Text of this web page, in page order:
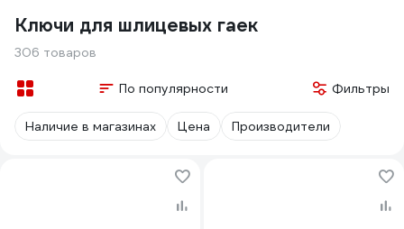
Ключи для шлицевых гаек
306 товаров
По популярности Фильтры
Наличие в магазинах Цена Производители